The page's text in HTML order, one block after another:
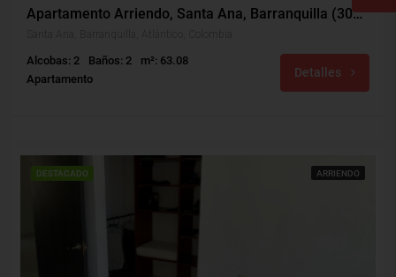
Apartamento Arriendo, Santa Ana, Barranquilla (30326)
Alcobas: 2 Baños: 2
m²: 63.08
Apartamento
Detalles
DESTACADO ARRIENDO